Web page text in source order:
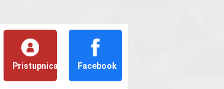
Pristupnica Facebook